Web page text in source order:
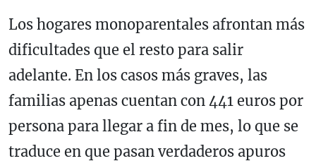
Los hogares monoparentales afrontan más
dificultades que el resto para salir
adelante. En los casos más graves, las
familias apenas cuentan con 441 euros por
persona para llegar a fin de mes, lo que se
traduce en que pasan verdaderos apuros